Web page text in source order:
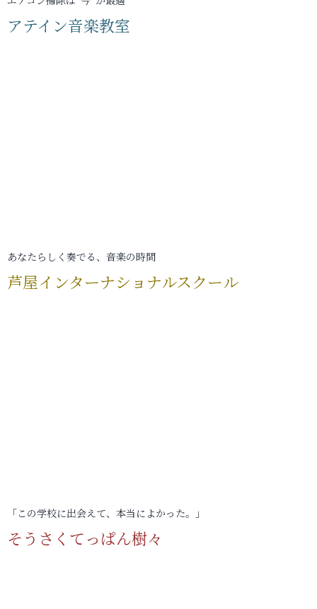
アテイン音楽教室
あなたらしく奏でる、音楽の時間
芦屋インターナショナルスクール
「この学校に出会えて、本当によかった。」
そうさくてっぱん樹々